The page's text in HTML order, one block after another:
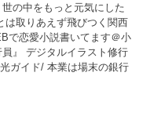
の中をもっと元気にした
は取りあえず飛びつく関西
で恋愛小説書いてます＠小
』 デジタルイラスト修行
ガイド/ 本業は場末の銀行